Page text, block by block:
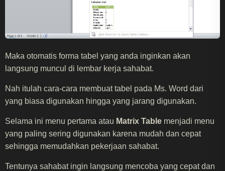
Maka otomatis forma tabel yang anda inginkan akan
langsung muncul di lembar kerja sahabat.
Nah itulah cara-cara membuat tabel pada Ms. Word dari
yang biasa digunakan hingga yang jarang digunakan.
Selama ini menu pertama atau Matrix Table menjadi menu
yang paling sering digunakan karena mudah dan cepat
sehingga memudahkan pekerjaan sahabat.
Tentunya sahabat ingin langsung mencoba yang cepat dan